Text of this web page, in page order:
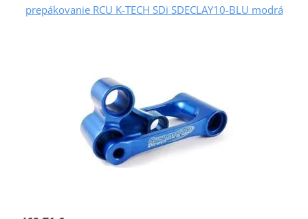
prepákovanie RCU K-TECH SDi SDECLAY10-BLU modrá